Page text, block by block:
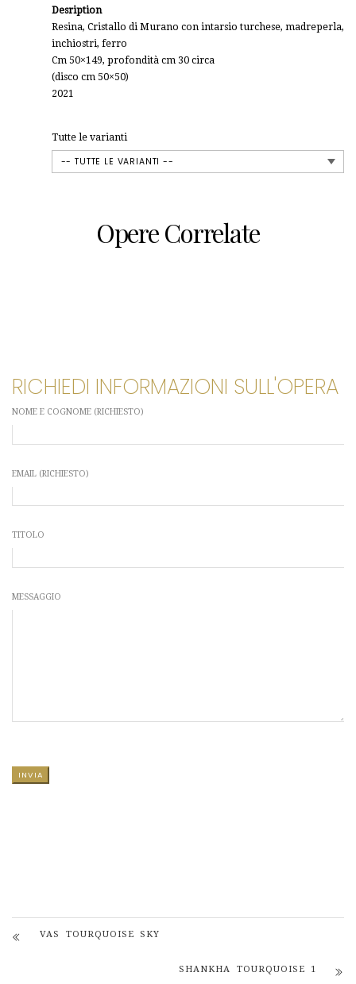
Desription
Resina, Cristallo di Murano con intarsio turchese, madreperla,
inchiostri, ferro
Cm 50×149, profondità cm 30 circa
(disco cm 50×50)
2021
Tutte le varianti
Opere Correlate
RICHIEDI INFORMAZIONI SULL'OPERA
NOME E COGNOME (RICHIESTO)
EMAIL (RICHIESTO)
TITOLO
MESSAGGIO
VAS TOURQUOISE SKY
SHANKHA TOURQUOISE 1